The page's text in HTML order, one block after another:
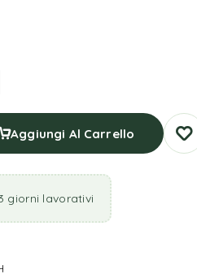
Aggiungi Al Carrello
giorni lavorativi